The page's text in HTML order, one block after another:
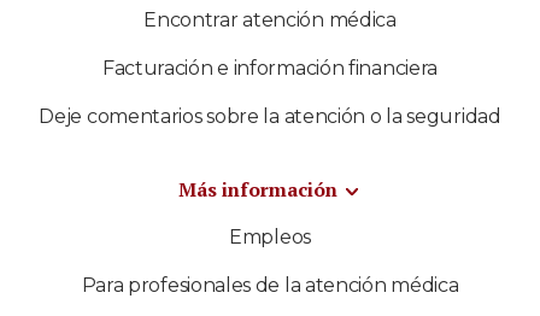
Encontrar atención médica
Facturación e información financiera
Deje comentarios sobre la atención o la seguridad
Más información
Empleos
Para profesionales de la atención médica